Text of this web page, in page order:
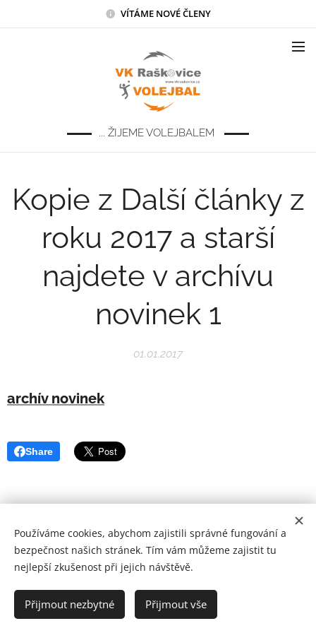
VÍTÁME NOVÉ ČLENY
... ŽIJEME VOLEJBALEM
Kopie z Další články z
roku 2017 a starší
najdete v archívu
novinek 1
01.01.2017
archív novinek
Share
Vytvořeno službou Webnode
Používáme cookies, abychom zajistili správné fungování a
bezpečnost našich stránek. Tím vám můžeme zajistit tu
nejlepší zkušenost při jejich návštěvě.
Přijmout nezbytné Přijmout vše